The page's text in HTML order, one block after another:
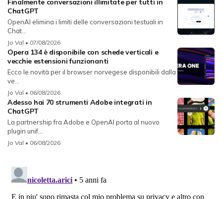
Finalmente conversazioni illimitate per tutti in
ChatGPT
OpenAI elimina i limiti delle conversazioni testuali in
Chat...
Jo Val • 07/08/2026
Opera 134 è disponibile con schede verticali e
vecchie estensioni funzionanti
Ecco le novità per il browser norvegese disponibili dalla
ve...
Jo Val • 06/08/2026
Adesso hai 70 strumenti Adobe integrati in
ChatGPT
La partnership fra Adobe e OpenAI porta al nuovo
plugin unif...
Jo Val • 06/08/2026